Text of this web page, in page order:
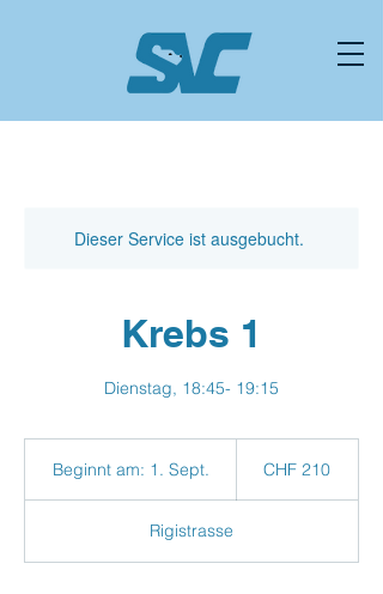
Dieser Service ist ausgebucht.
Krebs 1
Dienstag, 18:45- 19:15
Beginnt am: 1. Sept.
i
n
FrankenCHF 210
Rigistrasse